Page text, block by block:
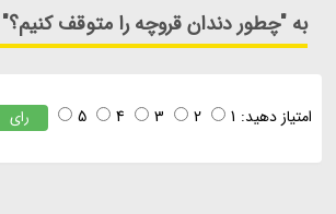
به "چطور دندان قروچه را متوقف کنیم؟"
امتیاز دهید: 1
2
3
4
5 رای